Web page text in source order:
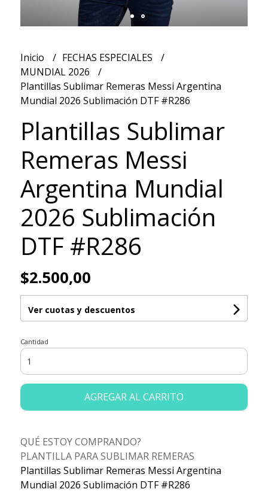
Inicio
FECHAS ESPECIALES
MUNDIAL 2026
Plantillas Sublimar Remeras Messi Argentina
Mundial 2026 Sublimación DTF #R286
Plantillas Sublimar
Remeras Messi
Argentina Mundial
2026 Sublimación
DTF #R286
$2.500,00
Ver cuotas y descuentos
Cantidad
AGREGAR AL CARRITO
QUÉ ESTOY COMPRANDO?
PLANTILLA PARA SUBLIMAR REMERAS
Plantillas Sublimar Remeras Messi Argentina
Mundial 2026 Sublimación DTF #R286